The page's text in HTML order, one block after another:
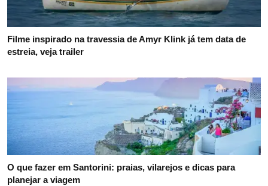
Filme inspirado na travessia de Amyr Klink já tem data de
estreia, veja trailer
O que fazer em Santorini: praias, vilarejos e dicas para
planejar a viagem